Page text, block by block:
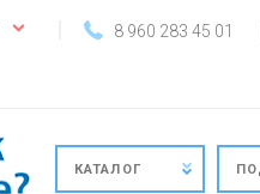
8 960 283 45 01
КАТАЛОГ